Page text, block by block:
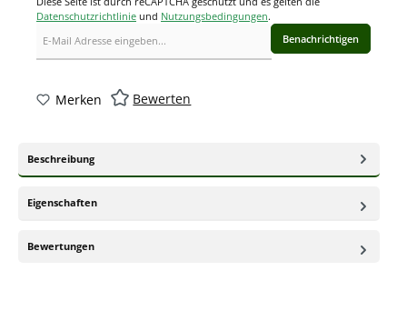
Datenschutzrichtlinie und Nutzungsbedingungen.
Benachrichtigen
Merken Bewerten
Beschreibung
Eigenschaften
Bewertungen